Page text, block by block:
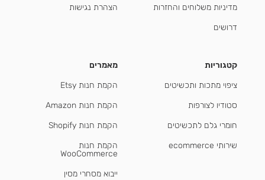
מדיניות משלוחים והחזרות
דרושים
הצהרת נגישות
קטגוריות
ציפוי מתכות ותכשיטים
סטודיו לצורפות
חומרי גלם לתכשיטים
שירותי ecommerce
מאמרים
הקמת חנות Etsy
הקמת חנות Amazon
הקמת חנות Shopify
הקמת חנות
WooCommerce
ייבוא מסחרי מסין